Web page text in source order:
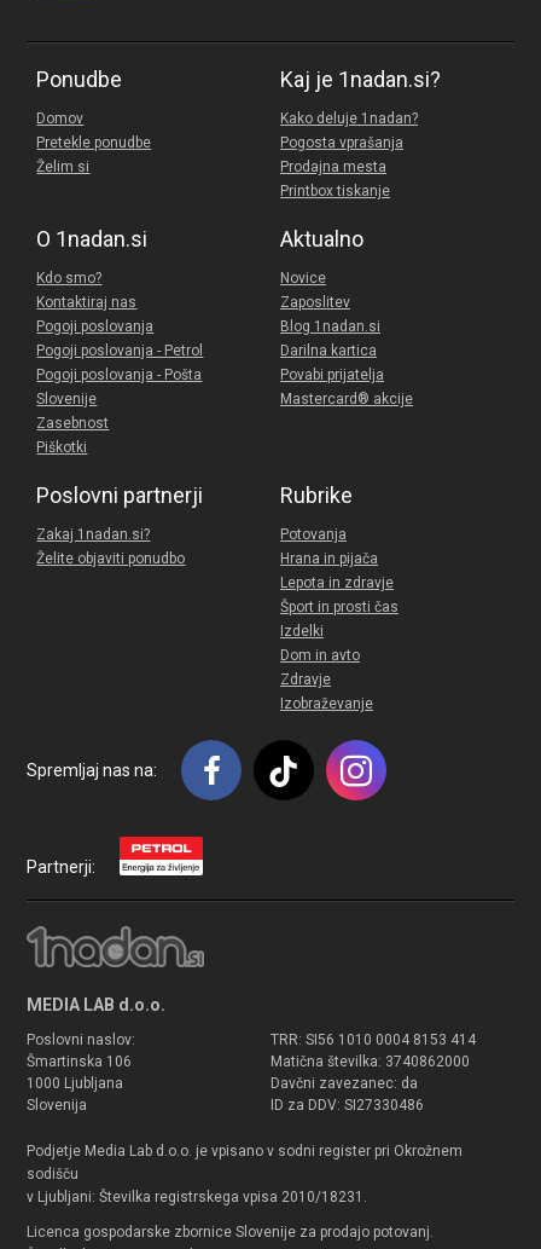
Ponudbe
Domov
Pretekle ponudbe
Želim si
Kaj je 1nadan.si?
Kako deluje 1nadan?
Pogosta vprašanja
Prodajna mesta
Printbox tiskanje
O 1nadan.si
Kdo smo?
Kontaktiraj nas
Pogoji poslovanja
Pogoji poslovanja - Petrol
Pogoji poslovanja - Pošta
Slovenije
Zasebnost
Piškotki
Aktualno
Novice
Zaposlitev
Blog 1nadan.si
Darilna kartica
Povabi prijatelja
Mastercard® akcije
Poslovni partnerji
Zakaj 1nadan.si?
Želite objaviti ponudbo
Rubrike
Potovanja
Hrana in pijača
Lepota in zdravje
Šport in prosti čas
Izdelki
Dom in avto
Zdravje
Izobraževanje
Spremljaj nas na:
Partnerji:
MEDIA LAB d.o.o.
Poslovni naslov:
Šmartinska 106
1000 Ljubljana
Slovenija
TRR: SI56 1010 0004 8153 414
Matična številka: 3740862000
Davčni zavezanec: da
ID za DDV: SI27330486
Podjetje Media Lab d.o.o. je vpisano v sodni register pri Okrožnem
sodišču
v Ljubljani: Številka registrskega vpisa 2010/18231.
Licenca gospodarske zbornice Slovenije za prodajo potovanj.